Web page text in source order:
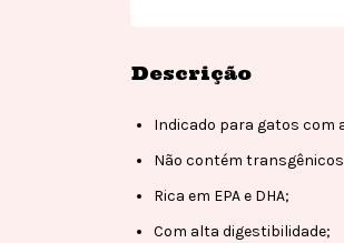
Descrição
Indicado para gatos com
Não contém
Rica em EPA e DHA;
Com alta digestibilidade;